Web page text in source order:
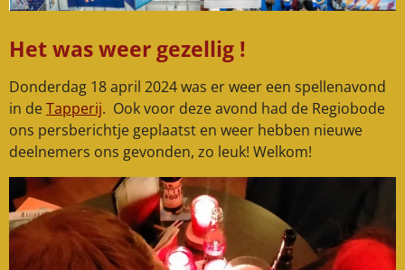
Het was weer gezellig !
Donderdag 18 april 2024 was er weer een spellenavond
in deTapperij. Ook voor deze avond had de Regiobode
ons persberichtje geplaatst en weer hebben nieuwe
deelnemers ons gevonden, zo leuk! Welkom!